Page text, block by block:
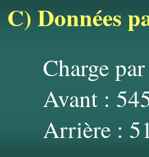
C)Données
Charge
Avant :
Arrière :